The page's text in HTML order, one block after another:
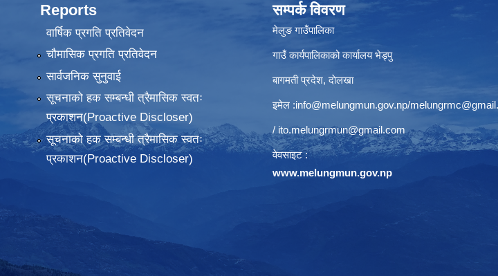
Reports
वार्षिक प्रगति प्रतिवेदन
चौमासिक प्रगति प्रतिवेदन
सार्वजनिक सुनुवाई
सूचनाको हक सम्बन्धी त्रैमासिक स्वतः
प्रकाशन(Proactive Discloser)
सूचनाको हक सम्बन्धी त्रैमासिक स्वतः
प्रकाशन(Proactive Discloser)
सम्पर्क विवरण
मेलुङ गाउँपालिका
गाउँ कार्यपालिकाको कार्यालय भेड्पु
बागमती प्रदेश, दाेलखा
इमेल :info@melungmun.gov.np/
/ ito.melungrmun@gmail.com
वेवसाइट :
www.melungmun.gov.np